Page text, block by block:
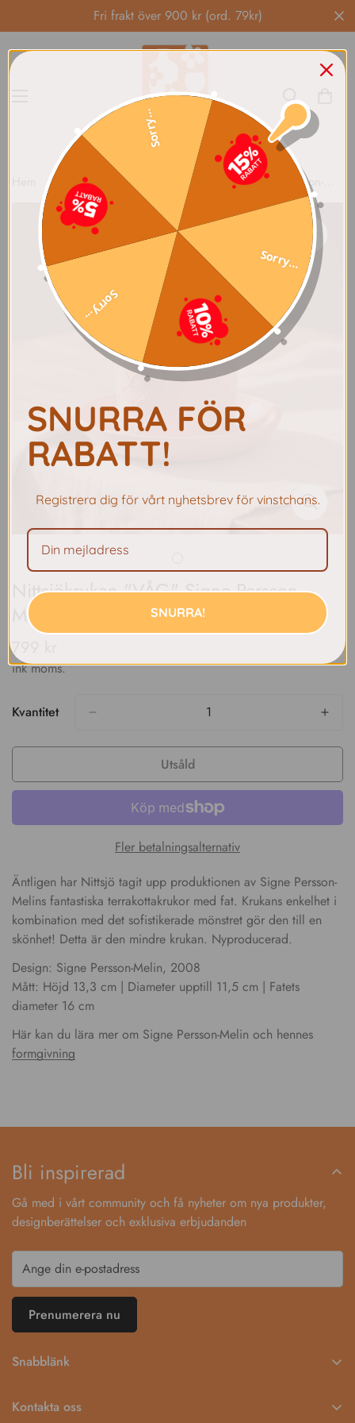
Fri frakt över 900 kr (ord. 79kr)
Keramik
Nittsjökrukan "VÅG" Signe Persson-
Melin
pris
799 kr
ink moms.
Kvantitet
Utsåld
Fler betalningsalternativ
Äntligen har Nittsjö tagit upp produktionen av Signe Persson-
Melins fantastiska terrakottakrukor med fat. Krukans enkelhet i
kombination med det sofistikerade mönstret gör den till en
skönhet! Detta är den mindre krukan. Nyproducerad.
Design: Signe Persson-Melin, 2008
Mått: Höjd 13,3 cm | Diameter upptill 11,5 cm | Fatets
diameter 16 cm
Här kan du lära mer om Signe Persson-Melin och hennes
formgivning
Bli inspirerad
Gå med i vårt community och få nyheter om nya produkter,
designberättelser och exklusiva erbjudanden
Prenumerera nu
Snabblänk
Kontakta oss
Confirm your age
Are you 18 years old or older?
No, I'm not Yes, I am
Sorry...
Sorry...
Sorry...
SNURRA FÖR
RABATT!
Registrera dig för vårt nyhetsbrev för vinstchans.
SNURRA!